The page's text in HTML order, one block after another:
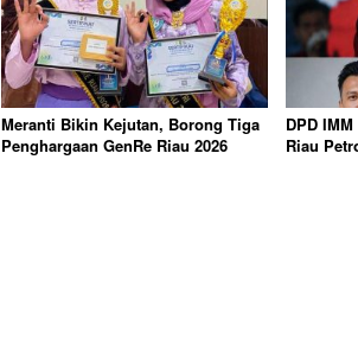
Meranti Bikin Kejutan, Borong Tiga
Penghargaan GenRe Riau 2026
DPD
Riau